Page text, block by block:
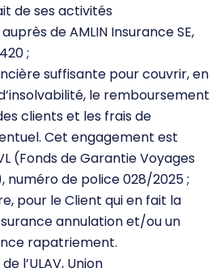
de ses activités
de AMLIN Insurance SE,
;
suffisante pour couvrir, en
le remboursement
clients et les frais de
Cet engagement est
(Fonds de Garantie Voyages
numéro de police 028/2025 ;
pour le Client qui en fait la
annulation et/ou un
rapatriement.
l’ULAV, Union